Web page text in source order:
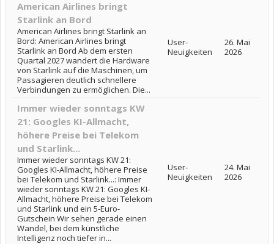
American Airlines bringt
Starlink an Bord
American Airlines bringt Starlink an
Bord: American Airlines bringt
Starlink an Bord Ab dem ersten
Quartal 2027 wandert die Hardware
von Starlink auf die Maschinen, um
Passagieren deutlich schnellere
Verbindungen zu ermöglichen. Die...
User-
Neuigkeiten
26. Mai
2026
Immer wieder sonntags KW
21: Googles KI-Allmacht,
höhere Preise bei Telekom
und Starlink...
Immer wieder sonntags KW 21:
Googles KI-Allmacht, höhere Preise
bei Telekom und Starlink...: Immer
wieder sonntags KW 21: Googles KI-
Allmacht, höhere Preise bei Telekom
und Starlink und ein 5-Euro-
Gutschein Wir sehen gerade einen
Wandel, bei dem künstliche
Intelligenz noch tiefer in...
User-
Neuigkeiten
24. Mai
2026